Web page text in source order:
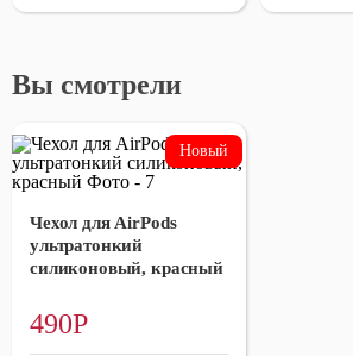
Вы смотрели
Чехол для AirPods
ультратонкий
силиконовый, красный
490Р